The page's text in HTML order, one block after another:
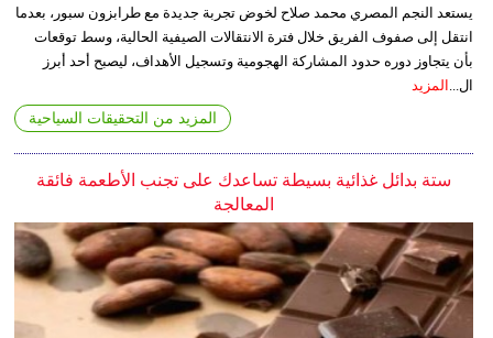
يستعد النجم المصري محمد صلاح لخوض تجربة جديدة مع طرابزون سبور، بعدما
انتقل إلى صفوف الفريق خلال فترة الانتقالات الصيفية الحالية، وسط توقعات
بأن يتجاوز دوره حدود المشاركة الهجومية وتسجيل الأهداف، ليصبح أحد أبرز
ال... المزيد
المزيد من التحقيقات السياحية
ستة بدائل غذائية بسيطة تساعدك على تجنب الأطعمة فائقة
المعالجة